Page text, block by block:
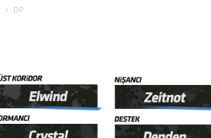
DP